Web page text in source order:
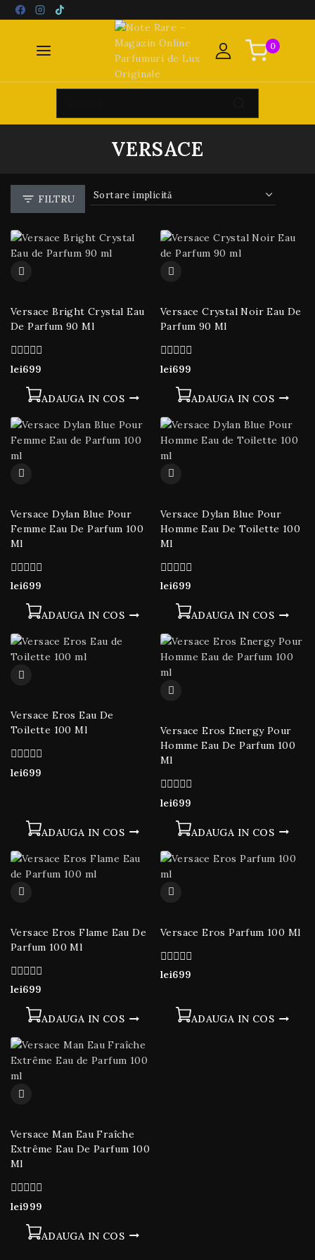
0
VERSACE
FILTRU
Versace Bright Crystal Eau
De Parfum 90 Ml
0
lei699
ADAUGA IN COS
Versace Crystal Noir Eau De
Parfum 90 Ml
0
lei699
ADAUGA IN COS
Versace Dylan Blue Pour
Femme Eau De Parfum 100
Ml
0
lei699
ADAUGA IN COS
Versace Dylan Blue Pour
Homme Eau De Toilette 100
Ml
0
lei699
ADAUGA IN COS
Versace Eros Eau De
Toilette 100 Ml
0
lei699
ADAUGA IN COS
Versace Eros Energy Pour
Homme Eau De Parfum 100
Ml
0
lei699
ADAUGA IN COS
Versace Eros Flame Eau De
Parfum 100 Ml
0
lei699
ADAUGA IN COS
Versace Eros Parfum 100 Ml
0
lei699
ADAUGA IN COS
Versace Man Eau Fraîche
Extrême Eau De Parfum 100
Ml
0
lei999
ADAUGA IN COS